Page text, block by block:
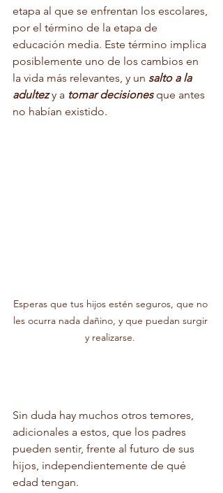
etapa al que se enfrentan los escolares,
por el término de la etapa de
educación media. Este término implica
posiblemente uno de los cambios en
la vida más relevantes, y un salto a la
adultez y a tomar decisiones que antes
no habían existido.
Esperas que tus hijos estén seguros, que no
les ocurra nada dañino, y que puedan surgir
y realizarse.
Sin duda hay muchos otros temores,
adicionales a estos, que los padres
pueden sentir, frente al futuro de sus
hijos, independientemente de qué
edad tengan.